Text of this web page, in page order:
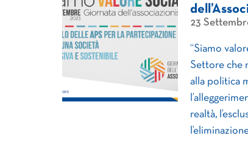
23
“Siamo
Settore che
alla politica
realtà,